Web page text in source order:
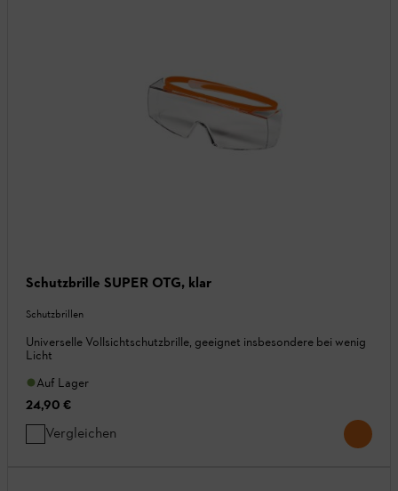
Schutzbrille SUPER OTG, klar
Schutzbrillen
Universelle Vollsichtschutzbrille, geeignet insbesondere bei wenig
Licht
Auf Lager
24,90 €
Vergleichen